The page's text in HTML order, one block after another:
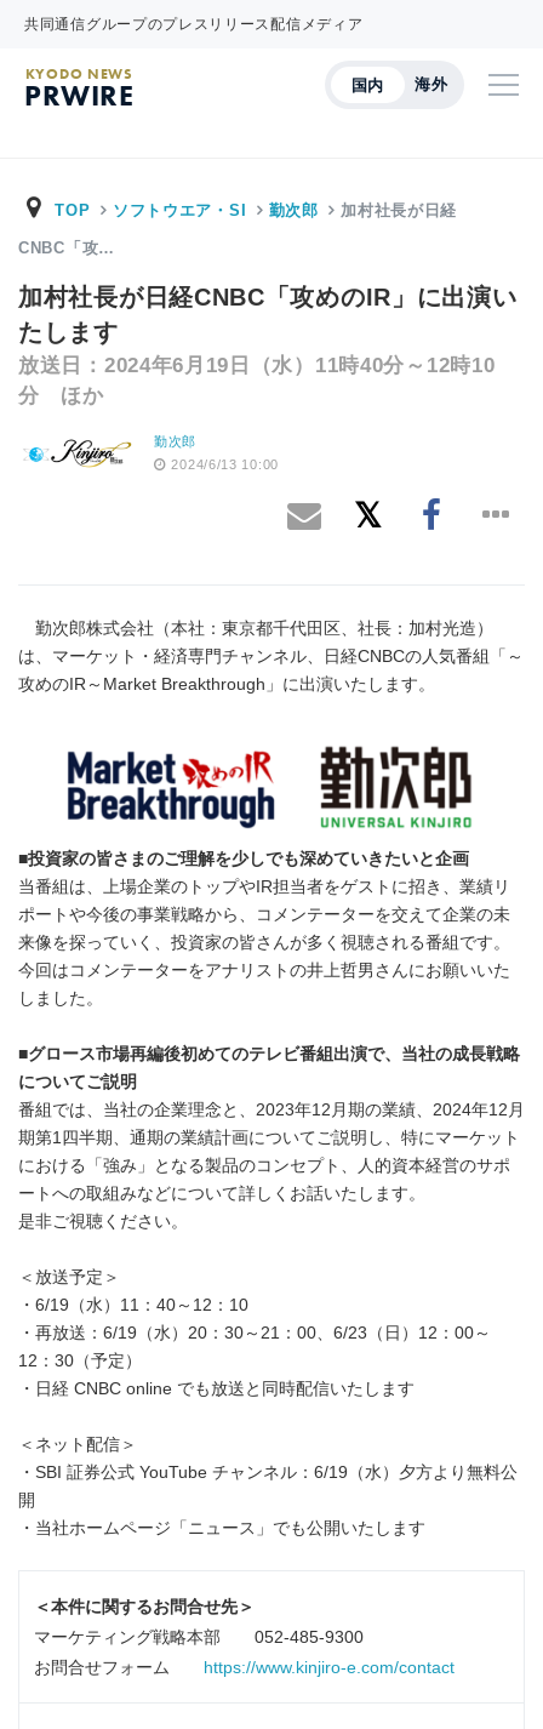
共同通信グループのプレスリリース配信メディア
国内 海外
KYODO NEWS
PRWIRE
TOP ソフトウエア・SI 勤次郎 加村社長が日経
CNBC「攻…
加村社長が日経CNBC「攻めのIR」に出演い
たします
放送日：2024年6月19日（水）11時40分～12時10
分 ほか
勤次郎
2024/6/13 10:00
勤次郎株式会社（本社：東京都千代田区、社長：加村光造）
は、マーケット・経済専門チャンネル、日経CNBCの人気番組「～
攻めのIR～Market Breakthrough」に出演いたします。
■投資家の皆さまのご理解を少しでも深めていきたいと企画
当番組は、上場企業のトップやIR担当者をゲストに招き、業績リ
ポートや今後の事業戦略から、コメンテーターを交えて企業の未
来像を探っていく、投資家の皆さんが多く視聴される番組です。
今回はコメンテーターをアナリストの井上哲男さんにお願いいた
しました。
■グロース市場再編後初めてのテレビ番組出演で、当社の成長戦略
についてご説明
番組では、当社の企業理念と、2023年12月期の業績、2024年12月
期第1四半期、通期の業績計画についてご説明し、特にマーケット
における「強み」となる製品のコンセプト、人的資本経営のサポ
ートへの取組みなどについて詳しくお話いたします。
是非ご視聴ください。
＜放送予定＞
・6/19（水）11：40～12：10
・再放送：6/19（水）20：30～21：00、6/23（日）12：00～
12：30（予定）
・日経 CNBC online でも放送と同時配信いたします
＜ネット配信＞
・SBI 証券公式 YouTube チャンネル：6/19（水）夕方より無料公
開
・当社ホームページ「ニュース」でも公開いたします
＜本件に関するお問合せ先＞
マーケティング戦略本部 052-485-9300
お問合せフォーム https://www.kinjiro-e.com/contact